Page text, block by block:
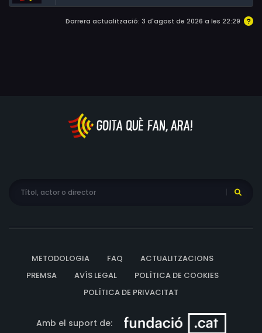
Darrera actualització: 3 d'agost de 2026 a les 22:29
METODOLOGIA FAQ
ACTUALITZACIONS
PREMSA
AVÍS LEGAL
POLÍTICA DE COOKIES
POLÍTICA DE PRIVACITAT
Amb el suport de: